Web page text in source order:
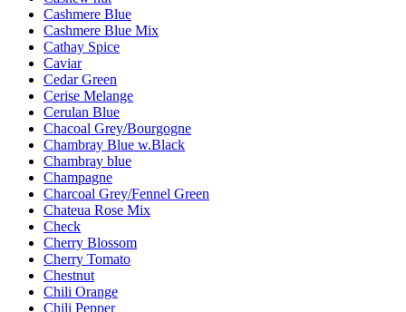
Cashmere Blue
Cashmere Blue Mix
Cathay Spice
Caviar
Cedar Green
Cerise Melange
Cerulan Blue
Chacoal Grey/Bourgogne
Chambray Blue w.Black
Chambray blue
Champagne
Charcoal Grey/Fennel Green
Chateua Rose Mix
Check
Cherry Blossom
Cherry Tomato
Chestnut
Chili Orange
Chili Pepper